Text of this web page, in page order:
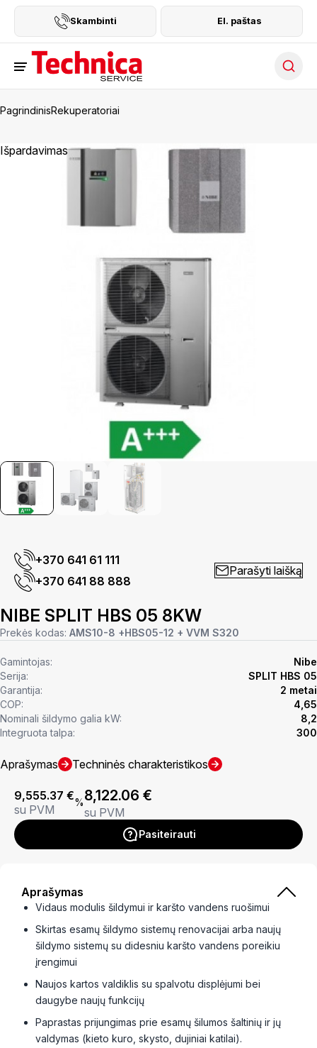
Skambinti El. paštas
PagrindinisRekuperatoriai
Išpardavimas
+370 641 61 111
+370 641 88 888
Parašyti laišką
NIBE SPLIT HBS 05 8KW
Prekės kodas: AMS10-8 +HBS05-12 + VVM S320
Gamintojas:
Nibe
Serija:
SPLIT HBS 05
Garantija:
2 metai
COP:
4,65
Nominali šildymo galia kW:
8,2
Integruota talpa:
300
Aprašymas Techninės charakteristikos
9,555.37 €
su PVM
%8,122.06 €
su PVM
Pasiteirauti
Aprašymas
Vidaus modulis šildymui ir karšto vandens ruošimui
Skirtas esamų šildymo sistemų renovacijai arba naujų
šildymo sistemų su didesniu karšto vandens poreikiu
įrengimui
Naujos kartos valdiklis su spalvotu displėjumi bei
daugybe naujų funkcijų
Paprastas prijungimas prie esamų šilumos šaltinių ir jų
valdymas (kieto kuro, skysto, dujiniai katilai).